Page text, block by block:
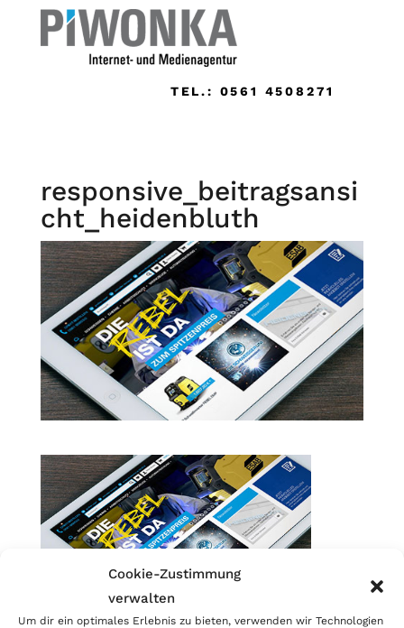
Cookie-Zustimmung
verwalten
Um dir ein optimales Erlebnis zu bieten, verwenden wir Technologien
TEL.: 0561 4508271
responsive_beitragsansi
cht_heidenbluth